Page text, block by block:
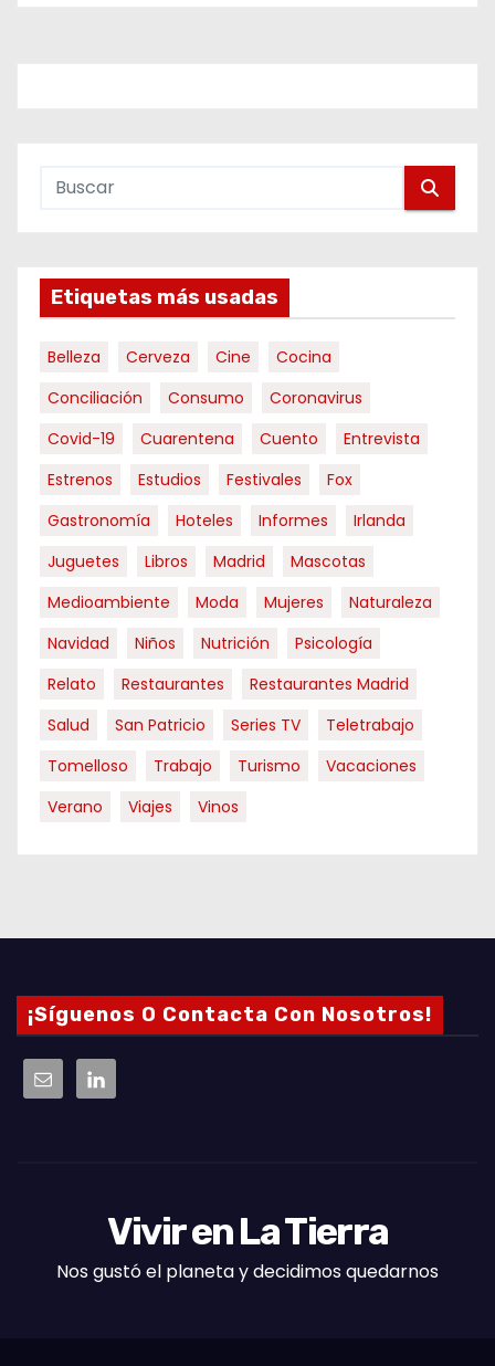
Etiquetas más usadas
Belleza Cerveza Cine
Cocina
Conciliación
Consumo
Coronavirus
Covid-19
Cuarentena Cuento
Entrevista
Estrenos
Estudios Festivales
Fox
Gastronomía
Hoteles Informes
Irlanda
Juguetes
Libros Madrid
Mascotas
Medioambiente
Moda Mujeres
Naturaleza
Navidad
Niños Nutrición
Psicología
Relato
Restaurantes
Restaurantes Madrid
Salud
San Patricio Series TV
Teletrabajo
Tomelloso
Trabajo Turismo
Vacaciones
Verano
Viajes Vinos
¡Síguenos O Contacta Con Nosotros!
Vivir en La Tierra
Nos gustó el planeta y decidimos quedarnos